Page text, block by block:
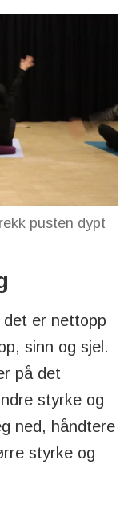
pusten dypt
er nettopp
sinn og sjel.
på det
styrke og
ned, håndtere
styrke og